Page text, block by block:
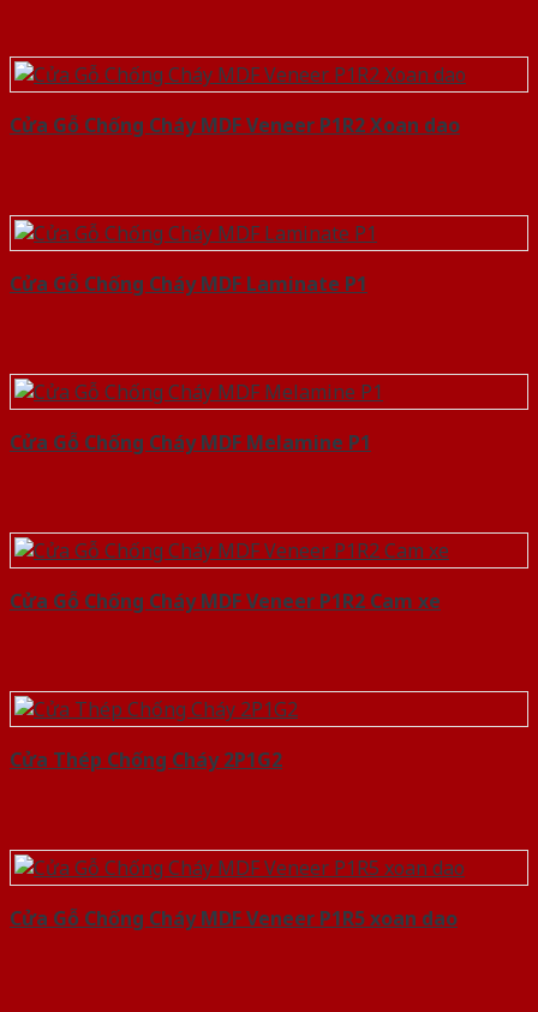
Cửa Gỗ Chống Cháy MDF Veneer P1R2 Xoan dao
Cửa Gỗ Chống Cháy MDF Laminate P1
Cửa Gỗ Chống Cháy MDF Melamine P1
Cửa Gỗ Chống Cháy MDF Veneer P1R2 Cam xe
Cửa Thép Chống Cháy 2P1G2
Cửa Gỗ Chống Cháy MDF Veneer P1R5 xoan dao